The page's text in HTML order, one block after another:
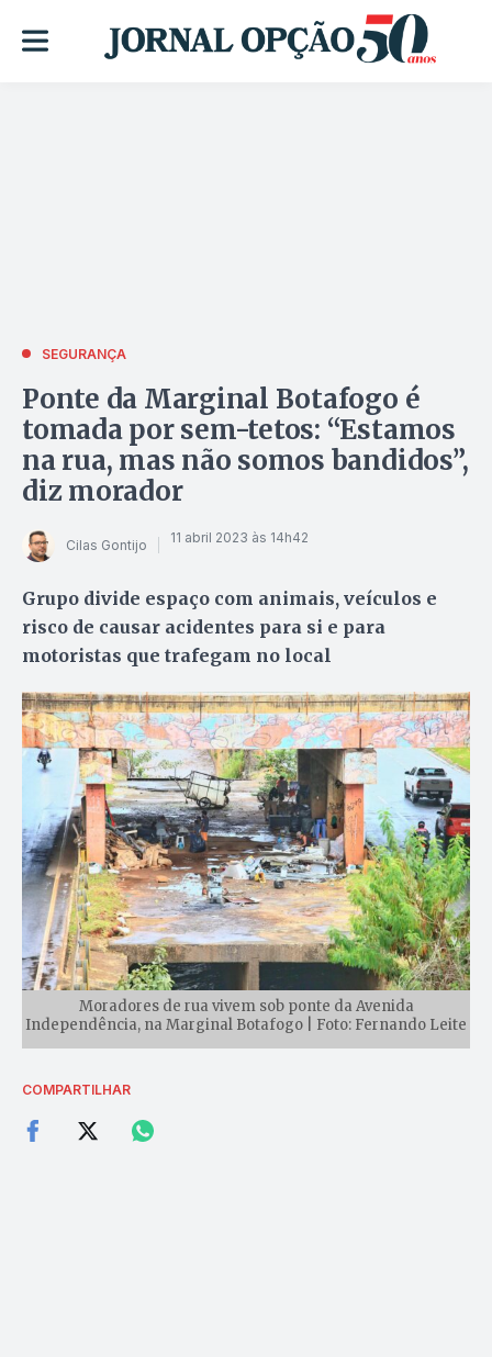
SEGURANÇA
Ponte da Marginal Botafogo é
tomada por sem-tetos: “Estamos
na rua, mas não somos bandidos”,
diz morador
Cilas Gontijo 11 abril 2023 às 14h42
Grupo divide espaço com animais, veículos e
risco de causar acidentes para si e para
motoristas que trafegam no local
Moradores de rua vivem sob ponte da Avenida
Independência, na Marginal Botafogo | Foto: Fernando Leite
COMPARTILHAR